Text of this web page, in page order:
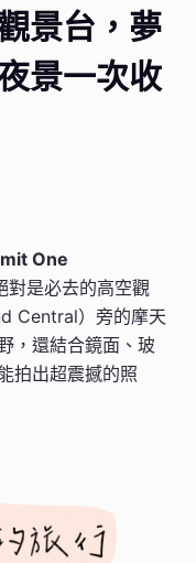
景台，夢
景一次收
One
對是必去的高空觀
Central）旁的摩天
，還結合鏡面、玻
拍出超震撼的照